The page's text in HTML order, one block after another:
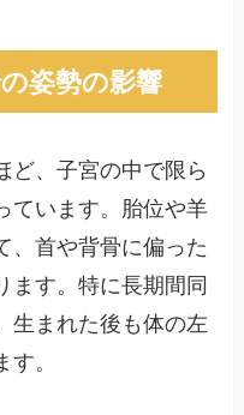
姿勢の影響
ど、子宮の中で限ら
ています。胎位や羊
、首や背骨に偏った
ます。特に長期間同
生まれた後も体の左
。